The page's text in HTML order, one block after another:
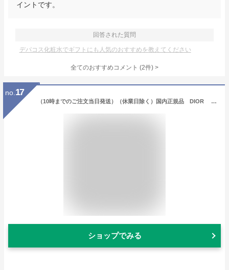
イントです。
回答された質問
デパコス化粧水でギフトにも人気のおすすめを教えてください
全てのおすすめコメント (2件) >
no. 17
（10時までのご注文当日発送）（休業日除く）国内正規品 DIOR ディオール スノー エッセンス オブ ライト マイクロ ローション 175mL／化粧水
ショップでみる